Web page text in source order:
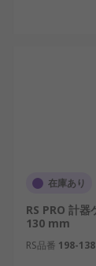
在庫あり
RS PRO 計
130 mm
RS品番 198-